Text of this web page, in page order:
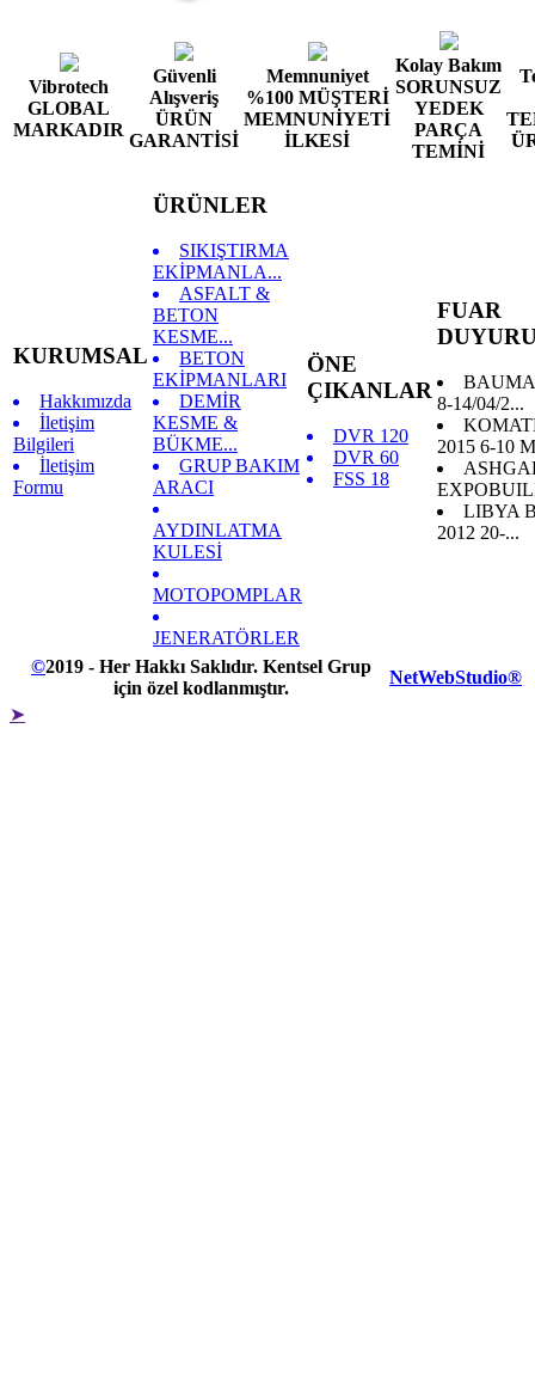
Vibrotech
GLOBAL
MARKADIR
Güvenli
Alışveriş
ÜRÜN
GARANTİSİ
Memnuniyet
%100 MÜŞTERİ
MEMNUNİYETİ
İLKESİ
Kolay Bakım
SORUNSUZ
YEDEK
PARÇA
TEMİNİ
KURUMSAL
Hakkımızda
İletişim
Bilgileri
İletişim
Formu
ÜRÜNLER
SIKIŞTIRMA
EKİPMANLA...
ASFALT &
BETON
KESME...
BETON
EKİPMANLARI
DEMİR
KESME &
BÜKME...
GRUP BAKIM
ARACI
AYDINLATMA
KULESİ
MOTOPOMPLAR
JENERATÖRLER
ÖNE
ÇIKANLAR
DVR 120
DVR 60
FSS 18
FUAR
BAUMA
8-14/04/2...
2015 6-10
LIBYA
2012 20-...
©2019 - Her Hakkı Saklıdır. Kentsel Grup
için özel kodlanmıştır.
NetWebStudio®
➤